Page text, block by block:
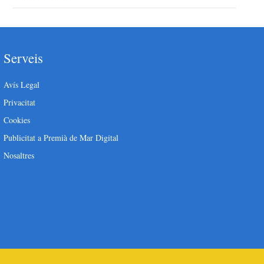
Serveis
Avís Legal
Privacitat
Cookies
Publicitat a Premià de Mar Digital
Nosaltres